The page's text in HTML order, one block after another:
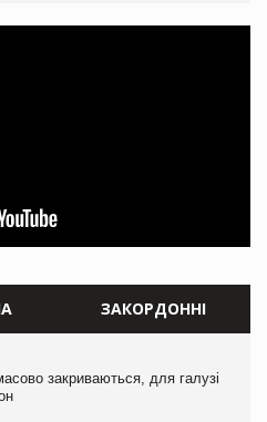
ЗАКОРДОННІ
закриваються, для галузі
закриваються, для галузі
закриваються, для галузі